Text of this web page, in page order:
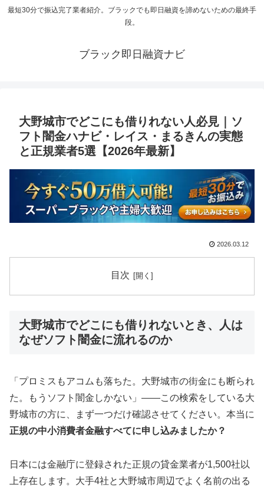
最短30分で振込完了業者紹介。ブラックでも即日融資を諦めないための最終手
段。
ブラック即日融資ナビ
大野城市でどこにも借りれない人必見｜ソ
フト闇金ハナビ・レイス・まるきんの実態
と正規業者5選【2026年最新】
2026.03.12
目次
大野城市でどこにも借りれないとき、人は
なぜソフト闇金に流れるのか
「プロミスもアコムも落ちた。大野城市の街金にも断られ
た。もうソフト闇金しかない」——この検索をしている大
野城市の方に、まず一つだけ確認させてください。本当に
正規の中小消費者金融すべてに申し込みましたか？
日本には金融庁に登録された正規の貸金業者が1,500社以
上存在します。大手4社と大野城市周辺でよく名前の出る